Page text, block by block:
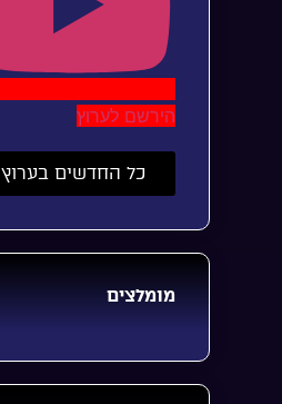
הירשם לערוץ
כל החדשים בערוץ
מומלצים